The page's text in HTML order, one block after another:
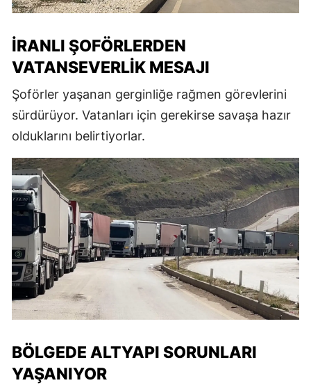
İRANLI ŞOFÖRLERDEN
VATANSEVERLIK MESAJI
Şoförler yaşanan gerginliğe rağmen görevlerini
sürdürüyor. Vatanları için gerekirse savaşa hazır
olduklarını belirtiyorlar.
BÖLGEDE ALTYAPI SORUNLARI
YAŞANIYOR